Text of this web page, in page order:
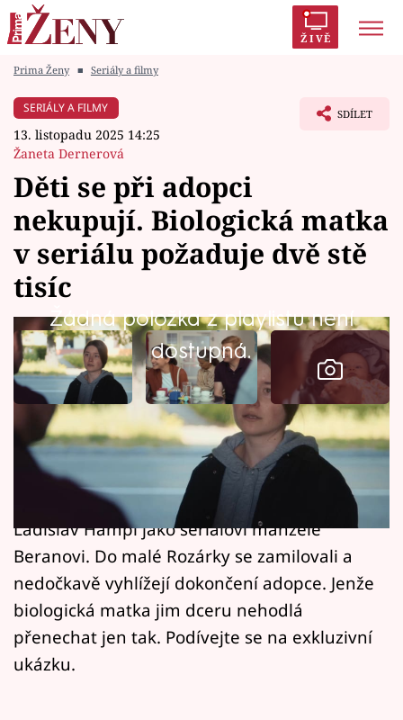
ŽIVĚ
Módní alarm
Témata
Celebrity
Vztahy
Seriály
Horoskopy
Sledujte prima+
Filmový festival Karlovy Vary
Pořady
Mámy sobě
Přihlášení
Prima Ženy ■ Seriály a filmy
SERIÁLY A FILMY
13. listopadu 2025 14:25
Žaneta Dernerová
SDÍLET
Děti se při adopci
nekupují. Biologická matka
v seriálu požaduje dvě stě
tisíc
Žádná položka z playlistu není
dostupná.
Touha po dítěti bývá mnohdy obrovská a
člověk je schopen obětovat nebo dát vše, co
může. Moc dobře to vědí Hana Kusnjerová a
Ladislav Hampl jako seriáloví manželé
Beranovi. Do malé Rozárky se zamilovali a
nedočkavě vyhlížejí dokončení adopce. Jenže
biologická matka jim dceru nehodlá
přenechat jen tak. Podívejte se na exkluzivní
ukázku.